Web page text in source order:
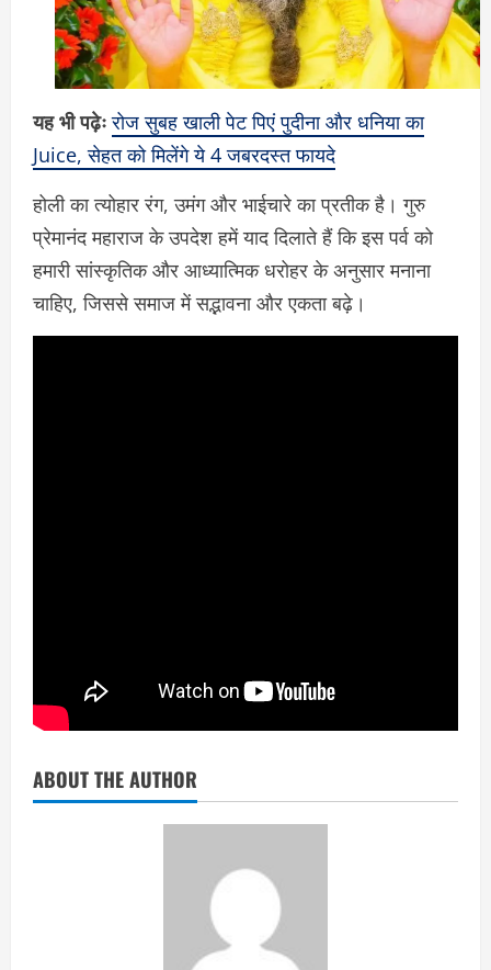
यह भी पढ़ेःरोज सुबह खाली पेट पिएं पुदीना और धनिया का
Juice, सेहत को मिलेंगे ये 4 जबरदस्त फायदे
होली का त्योहार रंग, उमंग और भाईचारे का प्रतीक है। गुरु
प्रेमानंद महाराज के उपदेश हमें याद दिलाते हैं कि इस पर्व को
हमारी सांस्कृतिक और आध्यात्मिक धरोहर के अनुसार मनाना
चाहिए, जिससे समाज में सद्भावना और एकता बढ़े।
ABOUT THE AUTHOR